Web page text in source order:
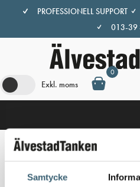
Samtycke
innehåll
PROFESSIONELL SUPPORT
013-39
Exkl. moms
0
slangskarv